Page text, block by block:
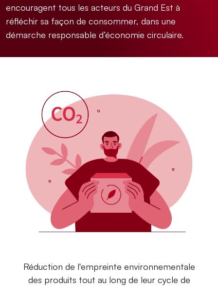
encouragent tous les acteurs du Grand Est à
réfléchir sa façon de consommer, dans une
démarche responsable d’économie circulaire.
Réduction de l'empreinte environnementale
des produits tout au long de leur cycle de